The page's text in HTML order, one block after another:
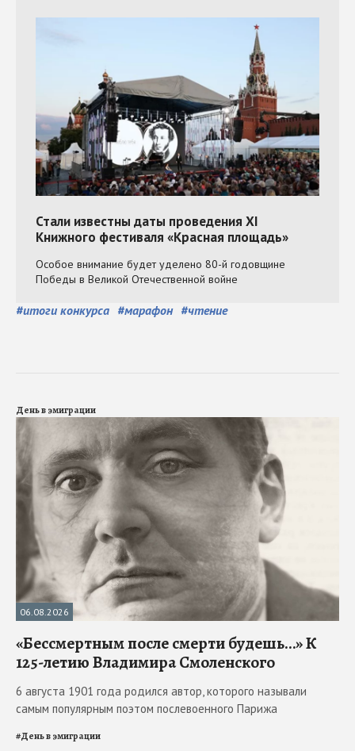
#итоги конкурса #марафон #чтение
День в эмиграции
06.08.2026
«Бессмертным после смерти будешь…» К
125-летию Владимира Смоленского
6 августа 1901 года родился автор, которого называли
самым популярным поэтом послевоенного Парижа
#День в эмиграции